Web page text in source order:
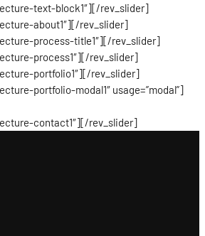
text-block1″][/rev_slider]
about1″][/rev_slider]
process-title1″][/rev_slider]
process1″][/rev_slider]
portfolio1″][/rev_slider]
portfolio-modal1″ usage=”modal”]
contact1″][/rev_slider]